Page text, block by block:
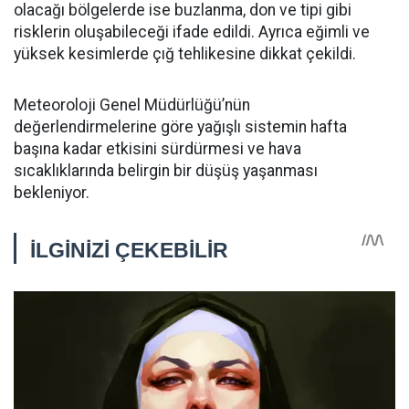
olacağı bölgelerde ise buzlanma, don ve tipi gibi
risklerin oluşabileceği ifade edildi. Ayrıca eğimli ve
yüksek kesimlerde çığ tehlikesine dikkat çekildi.
Meteoroloji Genel Müdürlüğü’nün
değerlendirmelerine göre yağışlı sistemin hafta
başına kadar etkisini sürdürmesi ve hava
sıcaklıklarında belirgin bir düşüş yaşanması
bekleniyor.